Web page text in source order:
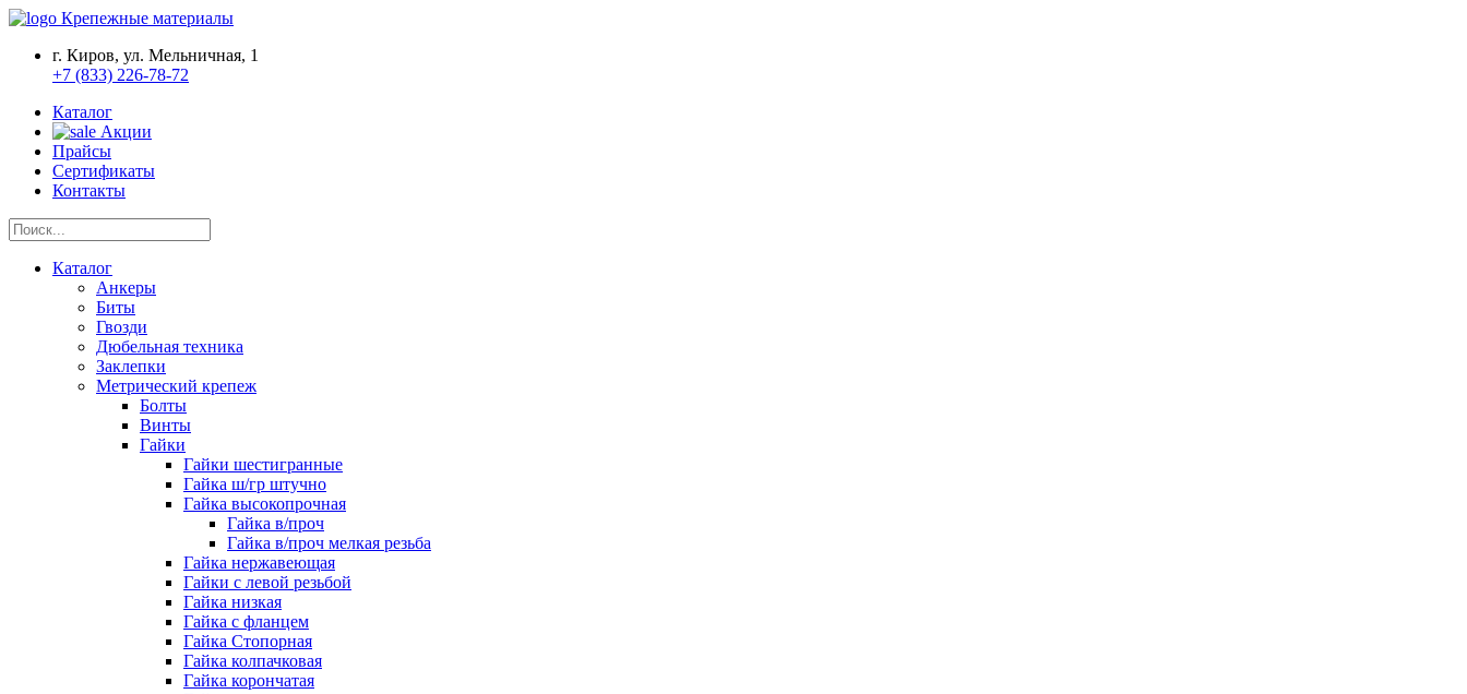
Крепежные материалы
г. Киров, ул. Мельничная, 1
+7 (833) 226-78-72
Каталог
Акции
Прайсы
Сертификаты
Контакты
Каталог
Анкеры
Биты
Гвозди
Дюбельная техника
Заклепки
Метрический крепеж
Болты
Винты
Гайки
Гайки шестигранные
Гайка ш/гр штучно
Гайка высокопрочная
Гайка в/проч
Гайка в/проч мелкая резьба
Гайка нержавеющая
Гайки с левой резьбой
Гайка низкая
Гайка с фланцем
Гайка Стопорная
Гайка колпачковая
Гайка корончатая